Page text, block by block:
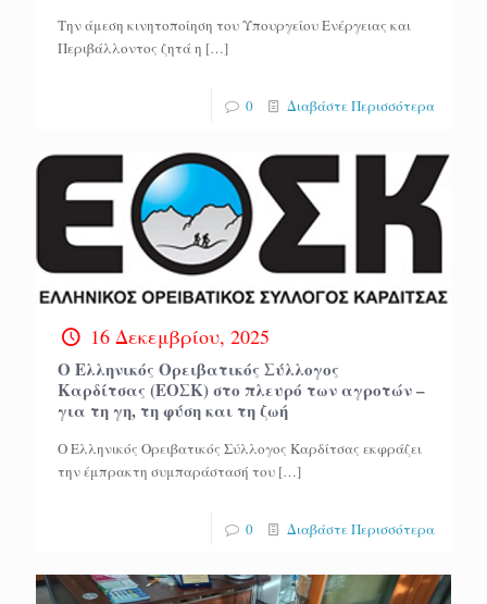
Την άμεση κινητοποίηση του Υπουργείου Ενέργειας και
Περιβάλλοντος ζητά η […]
0 Διαβάστε Περισσότερα
16 Δεκεμβρίου, 2025
Ο Ελληνικός Ορειβατικός Σύλλογος
Καρδίτσας (ΕΟΣΚ) στο πλευρό των αγροτών –
για τη γη, τη φύση και τη ζωή
Ο Ελληνικός Ορειβατικός Σύλλογος Καρδίτσας εκφράζει
την έμπρακτη συμπαράστασή του […]
0 Διαβάστε Περισσότερα